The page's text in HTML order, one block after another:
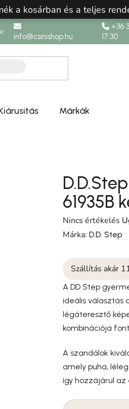
a kosárban és a teljes
elállás
info@csinishop.hu
+36
17:30
Márkák
61935B
A termék átlagos
Nincs értékelés
Márka:D.D. Step
Szállítás akár
A DD Step
ideális választás
légáteresztő
kombinációja
A szandálok
amely puha,
így hozzájárul az